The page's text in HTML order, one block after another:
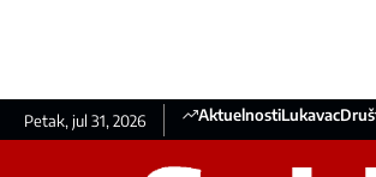
Petak, jul 31, 2026 AktuelnostiLukavac